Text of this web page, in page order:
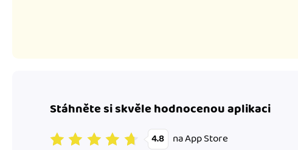
Stáhněte si skvěle hodnocenou aplikaci
4.8 na App Store